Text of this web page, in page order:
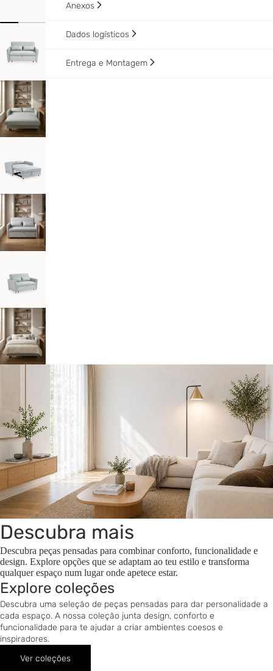
Anexos
Dados logísticos
Entrega e Montagem
Descubra mais
Descubra peças pensadas para combinar conforto, funcionalidade e
design. Explore opções que se adaptam ao teu estilo e transforma
qualquer espaço num lugar onde apetece estar.
Explore coleções
Descubra uma seleção de peças pensadas para dar personalidade a
cada espaço. A nossa coleção junta design, conforto e
funcionalidade para te ajudar a criar ambientes coesos e
inspiradores.
Ver coleções